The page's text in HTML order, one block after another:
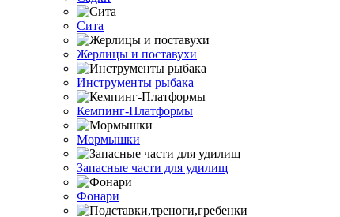
Сита
Жерлицы и поставухи
Инструменты рыбака
Кемпинг-Платформы
Мормышки
Запасные части для удилищ
Фонари